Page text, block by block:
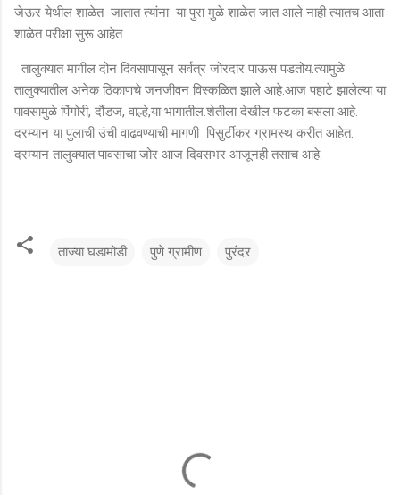
जेऊर येथील शाळेत जातात त्यांना या पुरा मुळे शाळेत जात आले नाही त्यातच आता
शाळेत परीक्षा सुरू आहेत.
तालुक्यात मागील दोन दिवसापासून सर्वत्र जोरदार पाऊस पडतोय.त्यामुळे
तालुक्यातील अनेक ठिकाणचे जनजीवन विस्कळित झाले आहे.आज पहाटे झालेल्या या
पावसामुळे पिंगोरी, दौंडज, वाल्हे,या भागातील.शेतीला देखील फटका बसला आहे.
दरम्यान या पुलाची उंची वाढवण्याची मागणी पिसुर्टीकर ग्रामस्थ करीत आहेत.
दरम्यान तालुक्यात पावसाचा जोर आज दिवसभर आजूनही तसाच आहे.
ताज्या घडामोडी पुणे ग्रामीण पुरंदर